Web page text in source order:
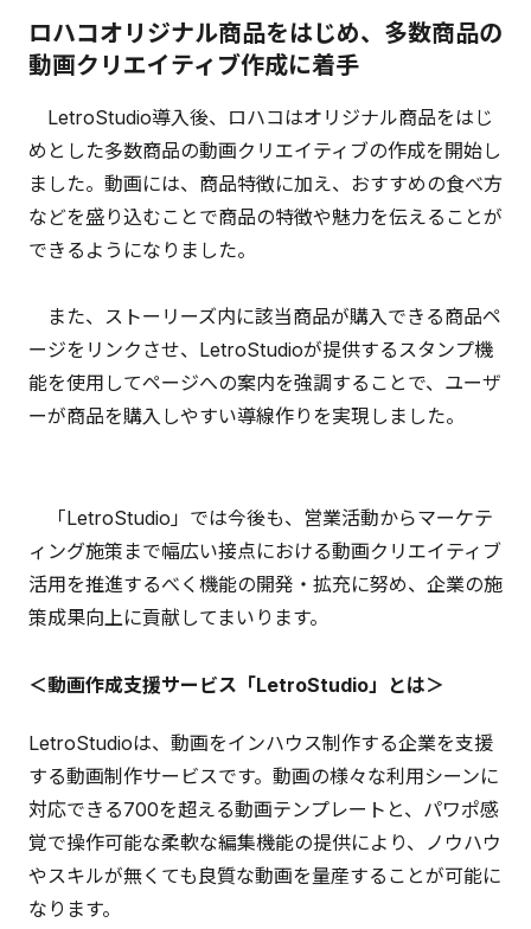
ロハコオリジナル商品をはじめ、多数商品の
動画クリエイティブ作成に着手
LetroStudio導入後、ロハコはオリジナル商品をはじ
めとした多数商品の動画クリエイティブの作成を開始し
ました。動画には、商品特徴に加え、おすすめの食べ方
などを盛り込むことで商品の特徴や魅力を伝えることが
できるようになりました。
また、ストーリーズ内に該当商品が購入できる商品ペ
ージをリンクさせ、LetroStudioが提供するスタンプ機
能を使用してページへの案内を強調することで、ユーザ
ーが商品を購入しやすい導線作りを実現しました。
「LetroStudio」では今後も、営業活動からマーケテ
ィング施策まで幅広い接点における動画クリエイティブ
活用を推進するべく機能の開発・拡充に努め、企業の施
策成果向上に貢献してまいります。
＜動画作成支援サービス「LetroStudio」とは＞
LetroStudioは、動画をインハウス制作する企業を支援
する動画制作サービスです。動画の様々な利用シーンに
対応できる700を超える動画テンプレートと、パワポ感
覚で操作可能な柔軟な編集機能の提供により、ノウハウ
やスキルが無くても良質な動画を量産することが可能に
なります。